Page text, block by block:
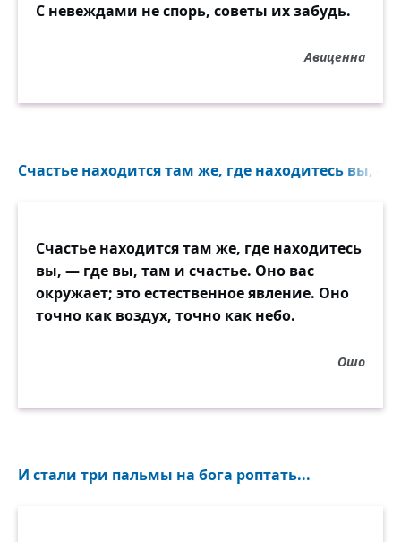
С невеждами не спорь, советы их забудь.
Авиценна
Счастье находится там же, где находитесь вы, —
Счастье находится там же, где находитесь
вы, — где вы, там и счастье. Оно вас
окружает; это естественное явление. Оно
точно как воздух, точно как небо.
Ошо
И стали три пальмы на бога роптать...